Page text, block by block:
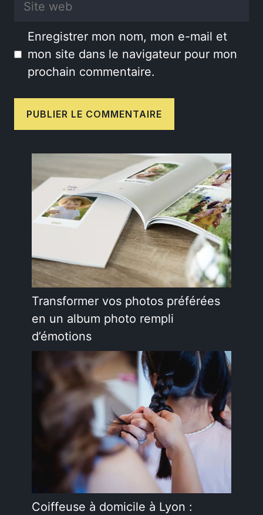
Enregistrer mon nom, mon e-mail et
mon site dans le navigateur pour mon
prochain commentaire.
Transformer vos photos préférées
en un album photo rempli
d’émotions
Coiffeuse à domicile à Lyon :